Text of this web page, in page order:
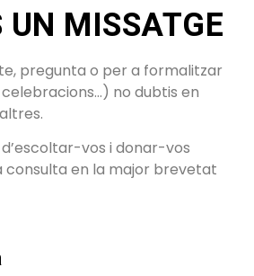
MISSATGE
pregunta o per a formalitzar
no dubtis en
vos i donar-vos
consulta en la major brevetat